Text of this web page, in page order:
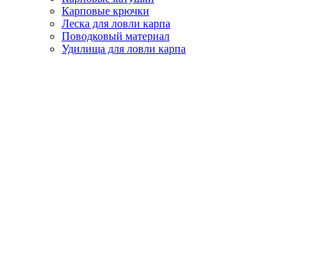
Карповые крючки
Леска для ловли карпа
Поводковый материал
Удилища для ловли карпа